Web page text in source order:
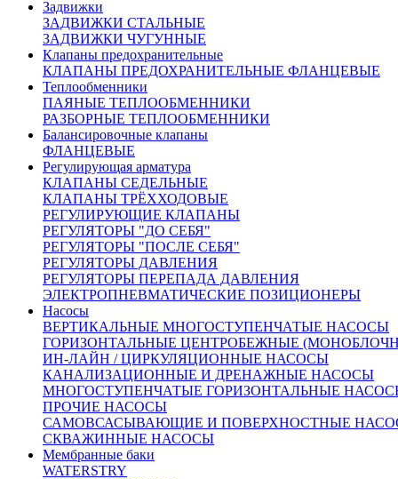
Задвижки
ЗАДВИЖКИ СТАЛЬНЫЕ
ЗАДВИЖКИ ЧУГУННЫЕ
Клапаны предохранительные
КЛАПАНЫ ПРЕДОХРАНИТЕЛЬНЫЕ ФЛАНЦЕВЫЕ
Теплообменники
ПАЯНЫЕ ТЕПЛООБМЕННИКИ
РАЗБОРНЫЕ ТЕПЛООБМЕННИКИ
Балансировочные клапаны
ФЛАНЦЕВЫЕ
Регулирующая арматура
КЛАПАНЫ СЕДЕЛЬНЫЕ
КЛАПАНЫ ТРЁХХОДОВЫЕ
РЕГУЛИРУЮЩИЕ КЛАПАНЫ
РЕГУЛЯТОРЫ "ДО СЕБЯ"
РЕГУЛЯТОРЫ "ПОСЛЕ СЕБЯ"
РЕГУЛЯТОРЫ ДАВЛЕНИЯ
РЕГУЛЯТОРЫ ПЕРЕПАДА ДАВЛЕНИЯ
ЭЛЕКТРОПНЕВМАТИЧЕСКИЕ ПОЗИЦИОНЕРЫ
Насосы
ВЕРТИКАЛЬНЫЕ МНОГОСТУПЕНЧАТЫЕ НАСОСЫ
ГОРИЗОНТАЛЬНЫЕ ЦЕНТРОБЕЖНЫЕ
ИН-ЛАЙН / ЦИРКУЛЯЦИОННЫЕ НАСОСЫ
КАНАЛИЗАЦИОННЫЕ И ДРЕНАЖНЫЕ НАСОСЫ
МНОГОСТУПЕНЧАТЫЕ ГОРИЗОНТАЛЬНЫЕ
ПРОЧИЕ НАСОСЫ
САМОВСАСЫВАЮЩИЕ И ПОВЕРХНОСТНЫЕ
СКВАЖИННЫЕ НАСОСЫ
Мембранные баки
WATERSTRY
Сроки доставки:
Все вопросы по доставке вы можете задать нашим
менеджерам
Москва и Московская область 3 рабочих дня
Доставка в другие регионы России рассчитывается
индивидуально, с учетом удаленности и ваших пожеланий
Похожие товары:
Арт. 150164
Нет в наличии
DN 300
825 000 руб.
Арт. 150222
Нет в наличии
DN 250
700 000 руб.
Арт. 150093
Нет в наличии